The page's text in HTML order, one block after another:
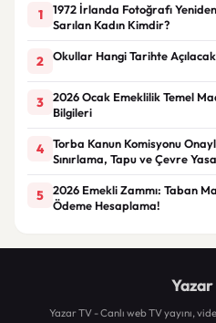
1
1972 İrlanda Fotoğrafı
Sarılan Kadın Kimdir?
2 Okullar Hangi Tarihte
3
2026 Ocak Emeklilik Temel
Bilgileri
4
Torba Kanun Komisyonu
Sınırlama, Tapu ve Çevre
5
2026 Emekli Zammı: Taban
Ödeme Hesaplama!
Yazar TV - Canlı web TV yayını,